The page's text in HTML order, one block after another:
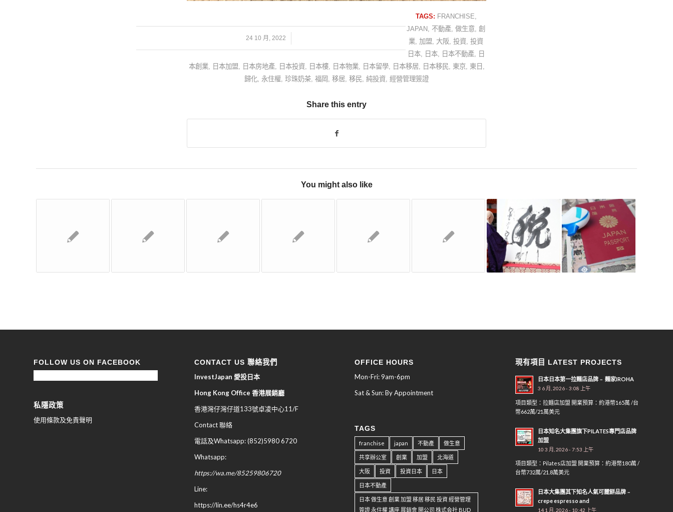
24 10 月, 2022
/
TAGS: FRANCHISE,
JAPAN, 不動產,做生意,創
業,加盟, 大阪,投資,投資
日本, 日本, 日本不動產, 日
本創業, 日本加盟, 日本房地產, 日本投資, 日本樓, 日本物業, 日本留學, 日本移居, 日本移民, 東京, 東日 ,
歸化, 永住權, 珍珠奶茶, 福岡 , 移居, 移民, 純投資, 經營管理簽證
Share this entry
You might also like
FOLLOW US ON FACEBOOK
私隱政策
使用條款及免責聲明
CONTACT US 聯絡我們
InvestJapan 愛投日本
Hong Kong Office 香港展銷廳
香港灣仔灣仔道133號卓凌中心11/F
Contact 聯絡
電話及Whatsapp: (852)5980 6720
Whatsapp:
https://wa.me/85259806720
Line:
https://lin.ee/hs4r4e6
OFFICE HOURS
Mon-Fri: 9am-6pm
Sat & Sun: By Appointment
TAGS
franchise japan 不動產 做生意
共享辦公室 創業 加盟 北海道
大阪 投資 投資日本 日本
日本不動產
日本 做生意 創業 加盟 移居 移民 投資 經營管理
簽證 永住權 講座 展銷會 開公司 株式会社 BUD
現有項目 LATEST PROJECTS
日本日本第一拉麵店品牌﹣ 麵家IROHA
3 6 月, 2026 - 3:08 上午
項目類型：拉麵店加盟 開業預算：約港幣165萬 /台
幣662萬/21萬美元
日本知名大集團旗下PILATES專門店品牌
加盟
10 3 月, 2026 - 7:53 上午
項目類型：Pilates店加盟 開業預算：約港幣180萬 /
台幣732萬/21.8萬美元
日本大集團其下知名人氣可麗餅品牌﹣
crepe espresso and
14 1 月, 2026 - 10:42 上午